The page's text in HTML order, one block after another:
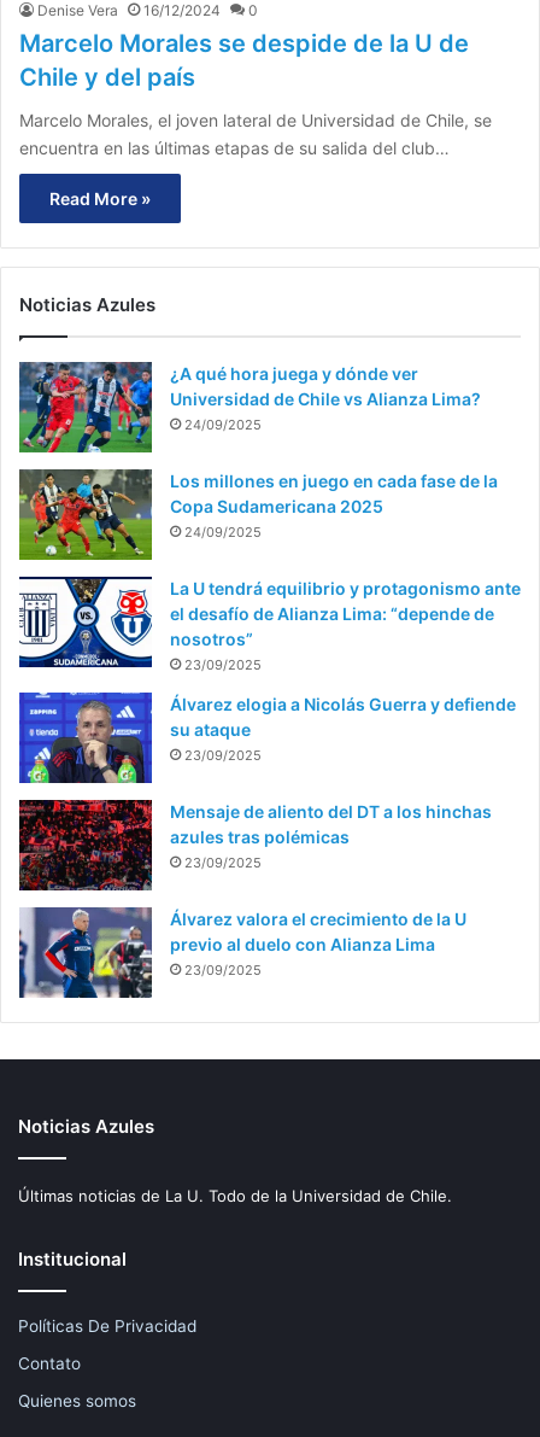
Denise Vera 16/12/2024 0
Marcelo Morales se despide de la U de
Chile y del país
Marcelo Morales, el joven lateral de Universidad de Chile, se
encuentra en las últimas etapas de su salida del club…
Read More »
Noticias Azules
¿A qué hora juega y dónde ver
Universidad de Chile vs Alianza Lima?
24/09/2025
Los millones en juego en cada fase de la
Copa Sudamericana 2025
24/09/2025
La U tendrá equilibrio y protagonismo ante
el desafío de Alianza Lima: “depende de
nosotros”
23/09/2025
Álvarez elogia a Nicolás Guerra y defiende
su ataque
23/09/2025
Mensaje de aliento del DT a los hinchas
azules tras polémicas
23/09/2025
Álvarez valora el crecimiento de la U
previo al duelo con Alianza Lima
23/09/2025
Noticias Azules
Últimas noticias de La U. Todo de la Universidad de Chile.
Institucional
Políticas De Privacidad
Contato
Quienes somos